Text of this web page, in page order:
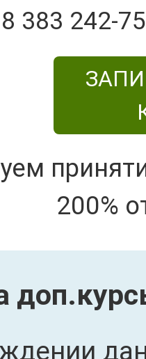
383 242-
200%